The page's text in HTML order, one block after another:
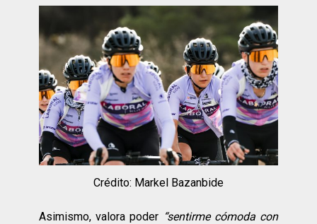
Crédito: Markel Bazanbide
Asimismo, valora poder “sentirme cómoda con